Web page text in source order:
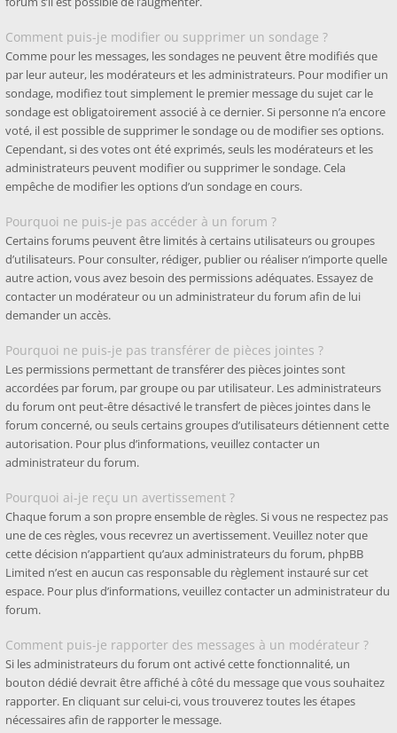
Comment puis-je modifier ou supprimer un sondage ?
Comme pour les messages, les sondages ne peuvent être modifiés que
par leur auteur, les modérateurs et les administrateurs. Pour modifier un
sondage, modifiez tout simplement le premier message du sujet car le
sondage est obligatoirement associé à ce dernier. Si personne n’a encore
voté, il est possible de supprimer le sondage ou de modifier ses options.
Cependant, si des votes ont été exprimés, seuls les modérateurs et les
administrateurs peuvent modifier ou supprimer le sondage. Cela
empêche de modifier les options d’un sondage en cours.
Pourquoi ne puis-je pas accéder à un forum ?
Certains forums peuvent être limités à certains utilisateurs ou groupes
d’utilisateurs. Pour consulter, rédiger, publier ou réaliser n’importe quelle
autre action, vous avez besoin des permissions adéquates. Essayez de
contacter un modérateur ou un administrateur du forum afin de lui
demander un accès.
Pourquoi ne puis-je pas transférer de pièces jointes ?
Les permissions permettant de transférer des pièces jointes sont
accordées par forum, par groupe ou par utilisateur. Les administrateurs
du forum ont peut-être désactivé le transfert de pièces jointes dans le
forum concerné, ou seuls certains groupes d’utilisateurs détiennent cette
autorisation. Pour plus d’informations, veuillez contacter un
administrateur du forum.
Pourquoi ai-je reçu un avertissement ?
Chaque forum a son propre ensemble de règles. Si vous ne respectez pas
une de ces règles, vous recevrez un avertissement. Veuillez noter que
cette décision n’appartient qu’aux administrateurs du forum, phpBB
Limited n’est en aucun cas responsable du règlement instauré sur cet
espace. Pour plus d’informations, veuillez contacter un administrateur du
forum.
Comment puis-je rapporter des messages à un modérateur ?
Si les administrateurs du forum ont activé cette fonctionnalité, un
bouton dédié devrait être affiché à côté du message que vous souhaitez
rapporter. En cliquant sur celui-ci, vous trouverez toutes les étapes
nécessaires afin de rapporter le message.